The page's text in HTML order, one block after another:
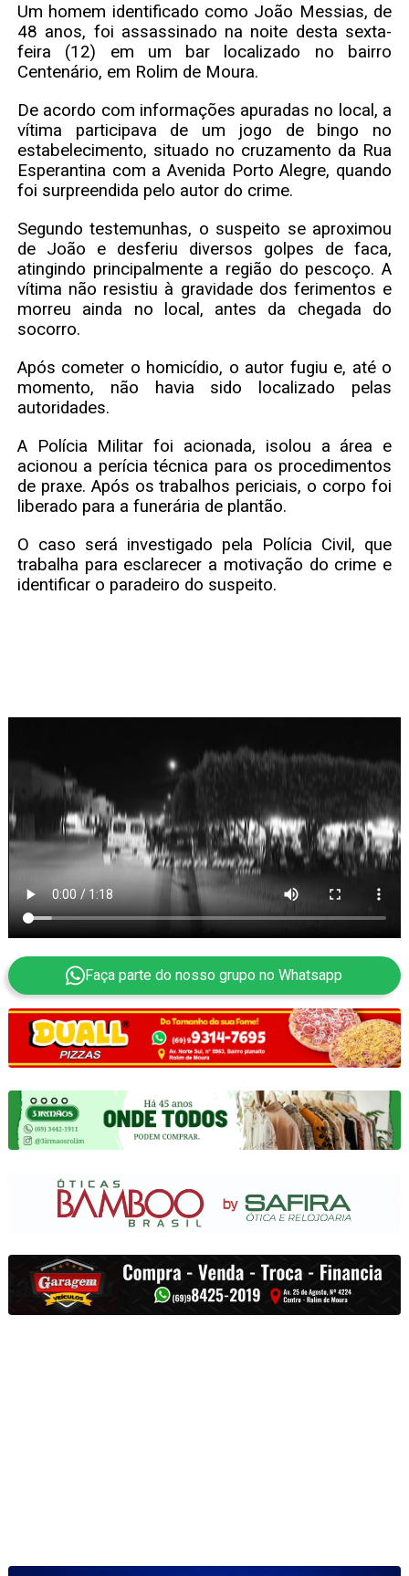
Um homem identificado como João Messias, de
48 anos, foi assassinado na noite desta sexta-
feira (12) em um bar localizado no bairro
Centenário, em Rolim de Moura.
De acordo com informações apuradas no local, a
vítima participava de um jogo de bingo no
estabelecimento, situado no cruzamento da Rua
Esperantina com a Avenida Porto Alegre, quando
foi surpreendida pelo autor do crime.
Segundo testemunhas, o suspeito se aproximou
de João e desferiu diversos golpes de faca,
atingindo principalmente a região do pescoço. A
vítima não resistiu à gravidade dos ferimentos e
morreu ainda no local, antes da chegada do
socorro.
Após cometer o homicídio, o autor fugiu e, até o
momento, não havia sido localizado pelas
autoridades.
A Polícia Militar foi acionada, isolou a área e
acionou a perícia técnica para os procedimentos
de praxe. Após os trabalhos periciais, o corpo foi
liberado para a funerária de plantão.
O caso será investigado pela Polícia Civil, que
trabalha para esclarecer a motivação do crime e
identificar o paradeiro do suspeito.
Faça parte do nosso grupo no Whatsapp